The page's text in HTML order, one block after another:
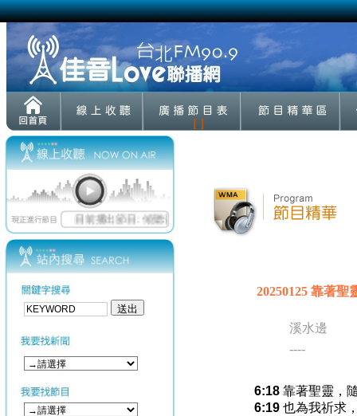
[ ]
20250125 靠著聖
溪水邊
----
6:18靠著聖靈，
6:19也為我祈求